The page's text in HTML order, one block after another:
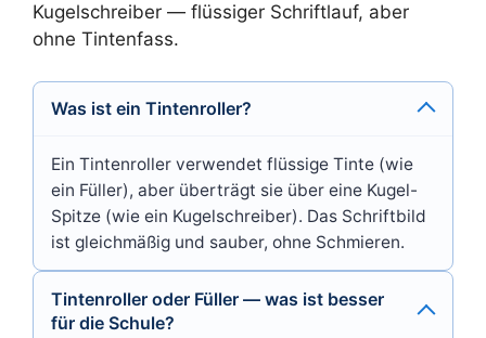
Kugelschreiber — flüssiger Schriftlauf, aber
ohne Tintenfass.
Was ist ein Tintenroller?
Ein Tintenroller verwendet flüssige Tinte (wie
ein Füller), aber überträgt sie über eine Kugel-
Spitze (wie ein Kugelschreiber). Das Schriftbild
ist gleichmäßig und sauber, ohne Schmieren.
Tintenroller oder Füller — was ist besser
für die Schule?